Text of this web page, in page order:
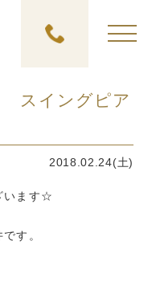
スイングピア
2018.02.24(土)
います☆
す。